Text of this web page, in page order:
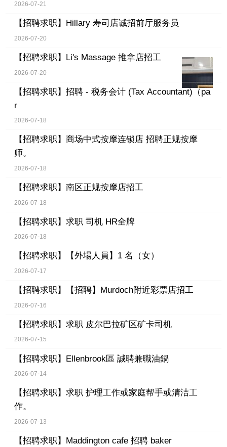
2026-07-21
【招聘求职】 Hillary 寿司店诚招前厅服务员
2026-07-20
【招聘求职】 Li's Massage 推拿店招工
2026-07-20
【招聘求职】 招聘 - 税务会计 (Tax Accountant)（pa
r
2026-07-18
【招聘求职】 商场中式按摩连锁店 招聘正规按摩
师。
2026-07-18
【招聘求职】 南区正规按摩店招工
2026-07-18
【招聘求职】 求职 司机 HR全牌
2026-07-18
【招聘求职】 【外場人員】1 名（女）
2026-07-17
【招聘求职】 【招聘】Murdoch附近彩票店招工
2026-07-16
【招聘求职】 求职 皮尔巴拉矿区矿卡司机
2026-07-15
【招聘求职】 Ellenbrook區 誠聘兼職油鍋
2026-07-14
【招聘求职】 求职 护理工作或家庭帮手或清洁工
作。
2026-07-13
【招聘求职】 Maddington cafe 招聘 baker